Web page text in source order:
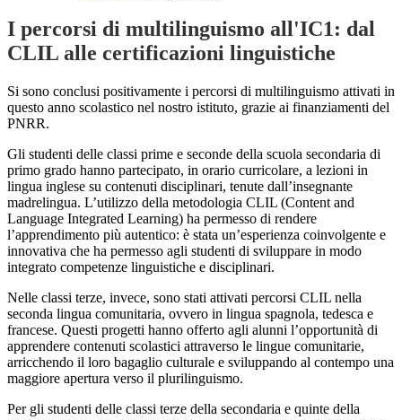
I percorsi di multilinguismo all'IC1: dal
CLIL alle certificazioni linguistiche
Si sono conclusi positivamente i percorsi di multilinguismo attivati in
questo anno scolastico nel nostro istituto, grazie ai finanziamenti del
PNRR.
Gli studenti delle classi prime e seconde della scuola secondaria di
primo grado hanno partecipato, in orario curricolare, a lezioni in
lingua inglese su contenuti disciplinari, tenute dall’insegnante
madrelingua. L’utilizzo della metodologia CLIL (Content and
Language Integrated Learning) ha permesso di rendere
l’apprendimento più autentico: è stata un’esperienza coinvolgente e
innovativa che ha permesso agli studenti di sviluppare in modo
integrato competenze linguistiche e disciplinari.
Nelle classi terze, invece, sono stati attivati percorsi CLIL nella
seconda lingua comunitaria, ovvero in lingua spagnola, tedesca e
francese. Questi progetti hanno offerto agli alunni l’opportunità di
apprendere contenuti scolastici attraverso le lingue comunitarie,
arricchendo il loro bagaglio culturale e sviluppando al contempo una
maggiore apertura verso il plurilinguismo.
Per gli studenti delle classi terze della secondaria e quinte della